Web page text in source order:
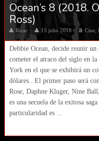
Ocean’s 8 (2018.
Ross)
Ricar 15 julio 2018 Cine,
Debbie Ocean, decide reunir
cometer el atraco del siglo en la
York en el que se exhibirá un
dólares.. El primer paso será
Rose, Daphne Kluger, Nine
es una secuela de la exitosa
particularidad es ...